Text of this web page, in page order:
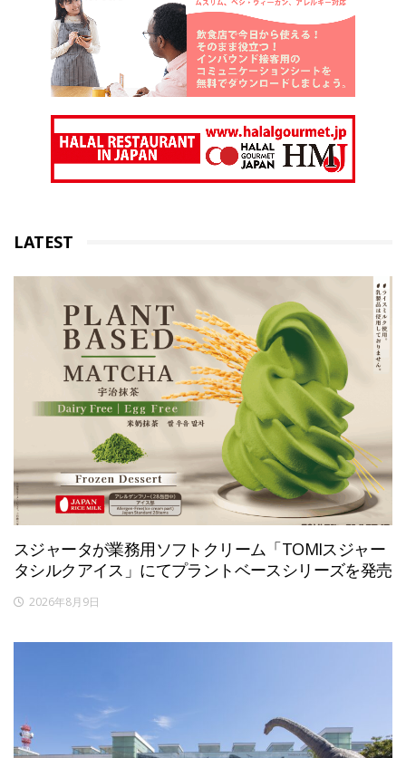
LATEST
スジャータが業務用ソフトクリーム「TOMIスジャー
タシルクアイス」にてプラントベースシリーズを発売
2026年8月9日